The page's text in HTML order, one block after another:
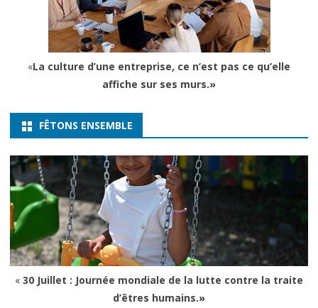
«La culture d’une entreprise, ce n’est pas ce qu’elle
affiche sur ses murs.»
FÊTONS ENSEMBLE
« 30 Juillet : Journée mondiale de la lutte contre la traite
d’êtres humains.»